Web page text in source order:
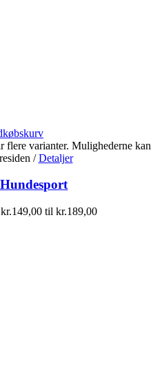
flere varianter. Mulighederne kan
/ Detaljer
til kr.189,00